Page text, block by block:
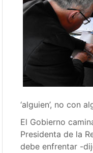
‘alguien’, no con
El Gobierno
Presidenta de la
debe enfrentar -